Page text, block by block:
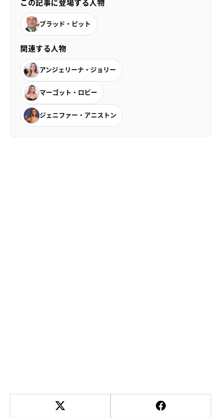
この記事に登場する人物
ブラッド・ピット
関連する人物
アンジェリーナ・ジョリー
マーゴット・ロビー
ジェニファー・アニストン